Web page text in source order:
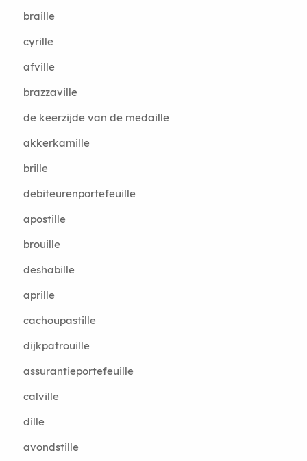
braille
cyrille
afville
brazzaville
de keerzijde van de medaille
akkerkamille
brille
debiteurenportefeuille
apostille
brouille
deshabille
aprille
cachoupastille
dijkpatrouille
assurantieportefeuille
calville
dille
avondstille